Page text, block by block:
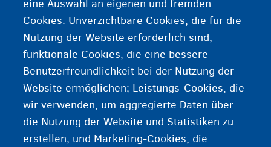
Ärztliche Bescheinigung
Eine ärztliche Bescheinigung wird nach einer
medizinischen Untersuchung von einem Arzt
ausgestellt. Manchmal benötigen Sie eine
ärztliche Bescheinigungen oder können eine
ärztliche Bescheinigung verwenden, um Ihre
Darlegung oder bestimmte Tatsachen zu belegen.
eine Auswahl an eigenen und fremden
Cookies: Unverzichtbare Cookies, die für die
Nutzung der Website erforderlich sind;
funktionale Cookies, die eine bessere
Benutzerfreundlichkeit bei der Nutzung der
Website ermöglichen; Leistungs-Cookies, die
wir verwenden, um aggregierte Daten über
die Nutzung der Website und Statistiken zu
erstellen; und Marketing-Cookies, die